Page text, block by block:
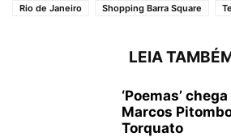
Rio de Janeiro
Shopping Barra Square
LEIA
‘Poemas’
Marcos
Torquato